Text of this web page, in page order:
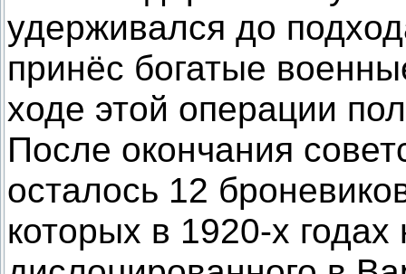
удерживался до
принёс богатые
ходе этой операции
После окончания
осталось 12
которых в 1920-х